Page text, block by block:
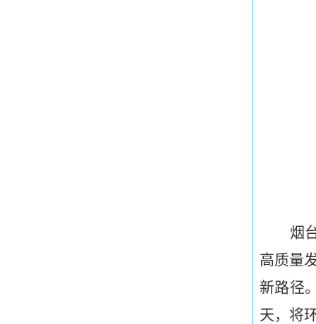
烟
高质量
新路径
天，将